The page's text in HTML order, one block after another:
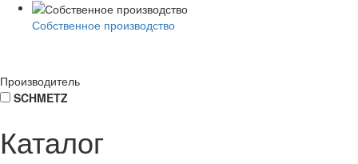
Собственное производство
Производитель
SCHMETZ
Каталог